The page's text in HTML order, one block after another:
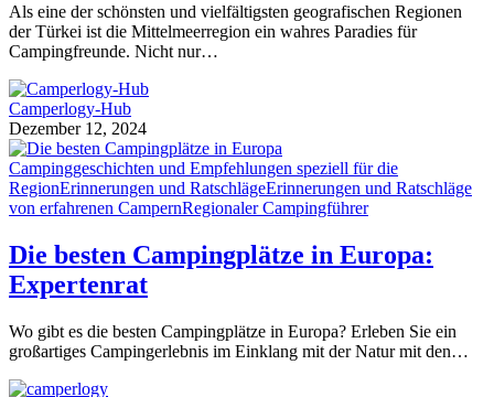
Als eine der schönsten und vielfältigsten geografischen Regionen
der Türkei ist die Mittelmeerregion ein wahres Paradies für
Campingfreunde. Nicht nur…
Camperlogy-Hub
Dezember 12, 2024
Campinggeschichten und Empfehlungen speziell für die
RegionErinnerungen und RatschlägeErinnerungen und Ratschläge
von erfahrenen CampernRegionaler Campingführer
Die besten Campingplätze in Europa:
Expertenrat
Wo gibt es die besten Campingplätze in Europa? Erleben Sie ein
großartiges Campingerlebnis im Einklang mit der Natur mit den…